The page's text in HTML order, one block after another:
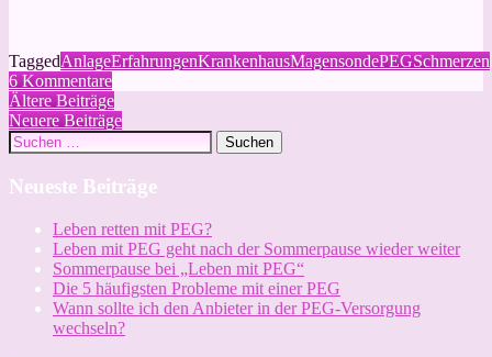
TaggedAnlageErfahrungenKrankenhausMagensondePEGSchmerzen
6 Kommentarezu
Die
Tage
nach
der
PEG-
Anlage
Beitragsnavigation
Ältere Beiträge
Neuere Beiträge
Suchen
nach:
Neueste Beiträge
Leben retten mit PEG?
Leben mit PEG geht nach der Sommerpause wieder weiter
Sommerpause bei „Leben mit PEG“
Die 5 häufigsten Probleme mit einer PEG
Wann sollte ich den Anbieter in der PEG-Versorgung
wechseln?